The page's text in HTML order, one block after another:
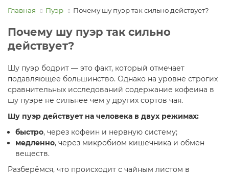
Главная Пуэр Почему шу пуэр так сильно действует?
Почему шу пуэр так сильно
действует?
Шу пуэр бодрит — это факт, который отмечает
подавляющее большинство. Однако на уровне строгих
сравнительных исследований содержание кофеина в
шу пуэре не сильнее чем у других сортов чая.
Шу пуэр действует на человека в двух режимах:
быстро, через кофеин и нервную систему;
медленно, через микробиом кишечника и обмен
веществ.
Разберёмся, что происходит с чайным листом в